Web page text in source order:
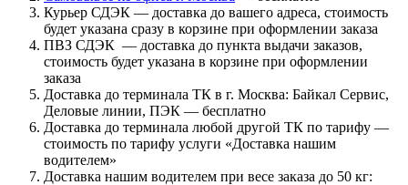
Курьер СДЭК — доставка до вашего адреса, стоимость
будет указана сразу в корзине при оформлении заказа
ПВЗ СДЭК — доставка до пункта выдачи заказов,
стоимость будет указана в корзине при оформлении
заказа
Доставка до терминала ТК в г. Москва: Байкал Сервис,
Деловые линии, ПЭК — бесплатно
Доставка до терминала любой другой ТК по тарифу —
стоимость по тарифу услуги «Доставка нашим
водителем»
Доставка нашим водителем при весе заказа до 50 кг: